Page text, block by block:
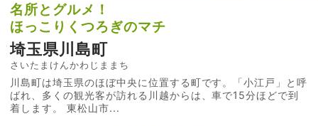
名所とグルメ！
ほっこりくつろぎのマチ
埼玉県川島町
さいたまけんかわじままち
川島町は埼玉県のほぼ中央に位置する町です。「小江戸」と呼
ばれ、多くの観光客が訪れる川越からは、車で15分ほどで到
着します。 東松山市...